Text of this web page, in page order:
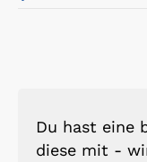
Du hast eine
diese mit -